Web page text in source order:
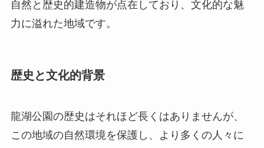
龍湖公園の歴史はそれほど長くはありませんが、
この土地には、地元の農民が使用していた農地が
の役割を持つ公園として再生されました。地域の
自然と調和し、持続可能な開発を考慮したデザイ